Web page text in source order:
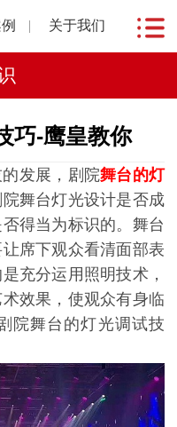
关于我们
巧-鹰皇教你
发展，剧院舞台的灯
舞台灯光设计是否成
得当为标识的。舞台
席下观众看清面部表
充分运用照明技术，
效果，使观众有身临
院舞台的灯光调试技